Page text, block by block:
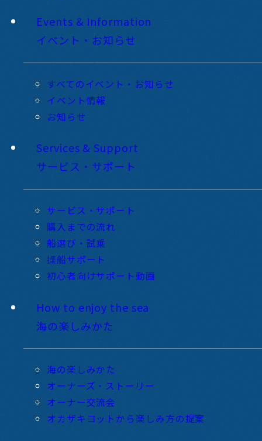
Events & Information
イベント・お知らせ
すべてのイベント・お知らせ
イベント情報
お知らせ
Services & Support
サービス・サポート
サービス・サポート
購入までの流れ
船選び・試乗
操船サポート
初心者向けサポート動画
How to enjoy the sea
海の楽しみかた
海の楽しみかた
オーナーズ・ストーリー
オーナー交流会
オカザキヨットから楽しみ方の提案